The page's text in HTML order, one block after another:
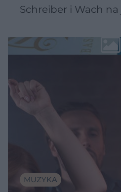
Schreiber i Wach
MUZYKA